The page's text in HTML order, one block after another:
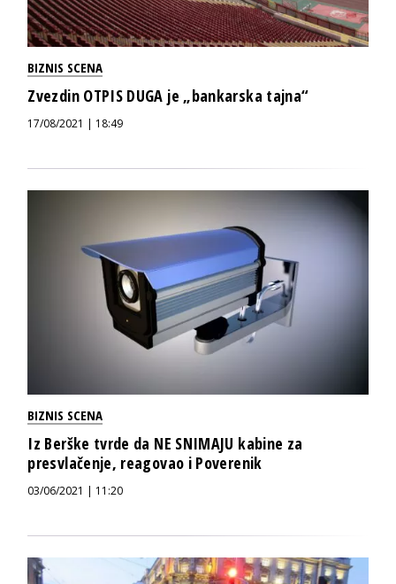
BIZNIS SCENA
Zvezdin OTPIS DUGA je „bankarska tajna“
17/08/2021 | 18:49
BIZNIS SCENA
Iz Berške tvrde da NE SNIMAJU kabine za
presvlačenje, reagovao i Poverenik
03/06/2021 | 11:20